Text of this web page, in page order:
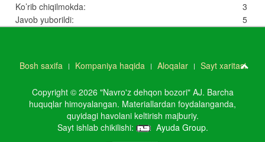
Ko’rib chiqilmokda:
3
Javob yuborildi:
5
Bosh saxifa Kompaniya haqida Aloqalar Sayt xaritasi
Copyright © 2026 "Navro'z dehqon bozori" AJ. Barcha
huquqlar himoyalangan. Materiallardan foydalanganda,
quyidagi havolani keltirish majburiy.
Sayt ishlab chikilishi:
Ayuda Group.